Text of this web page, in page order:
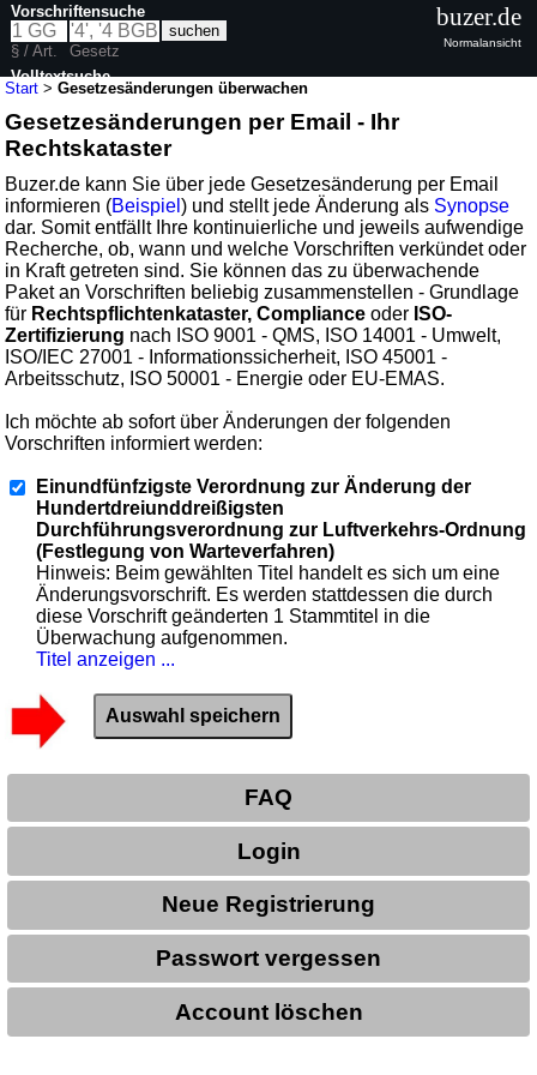
Start >Gesetzesänderungen überwachen
Gesetzesänderungen per Email - Ihr
Rechtskataster
Buzer.de kann Sie über jede Gesetzesänderung per Email
informieren (Beispiel) und stellt jede Änderung als Synopse
dar. Somit entfällt Ihre kontinuierliche und jeweils aufwendige
Recherche, ob, wann und welche Vorschriften verkündet oder
in Kraft getreten sind. Sie können das zu überwachende
Paket an Vorschriften beliebig zusammenstellen - Grundlage
für Rechtspflichtenkataster, Compliance oder ISO-
Zertifizierung nach ISO 9001 - QMS, ISO 14001 - Umwelt,
ISO/IEC 27001 - Informationssicherheit, ISO 45001 -
Arbeitsschutz, ISO 50001 - Energie oder EU-EMAS.
Ich möchte ab sofort über Änderungen der folgenden
Vorschriften informiert werden:
Einundfünfzigste Verordnung zur Änderung der
Hundertdreiunddreißigsten
Durchführungsverordnung zur Luftverkehrs-Ordnung
(Festlegung von Warteverfahren)
Hinweis: Beim gewählten Titel handelt es sich um eine
Änderungsvorschrift. Es werden stattdessen die durch
diese Vorschrift geänderten 1 Stammtitel in die
Überwachung aufgenommen.
Titel anzeigen ...
FAQ
Login
Neue Registrierung
Passwort vergessen
Account löschen
Vorschriftensuche
§ / Art.
Gesetz
Volltextsuche
buzer.de
Normalansicht